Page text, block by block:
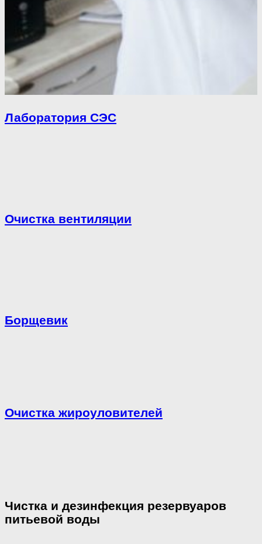
Лаборатория СЭС
Очистка вентиляции
Борщевик
Очистка жироуловителей
Чистка и дезинфекция резервуаров
питьевой воды